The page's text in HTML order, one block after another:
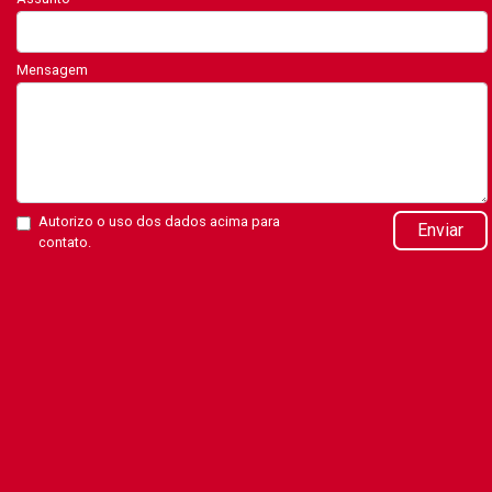
Mensagem
Autorizo o uso dos dados acima para
contato.
Enviar